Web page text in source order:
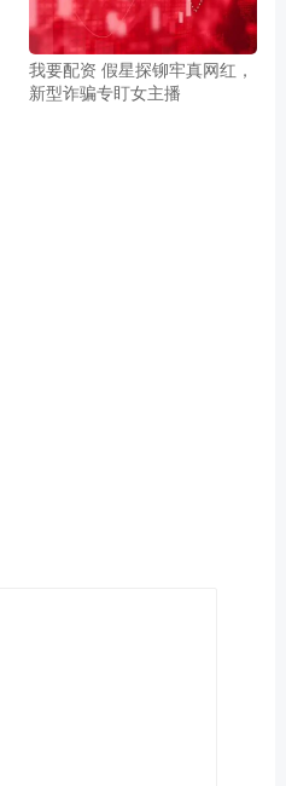
我要配资 假星探铆牢真网红，
新型诈骗专盯女主播